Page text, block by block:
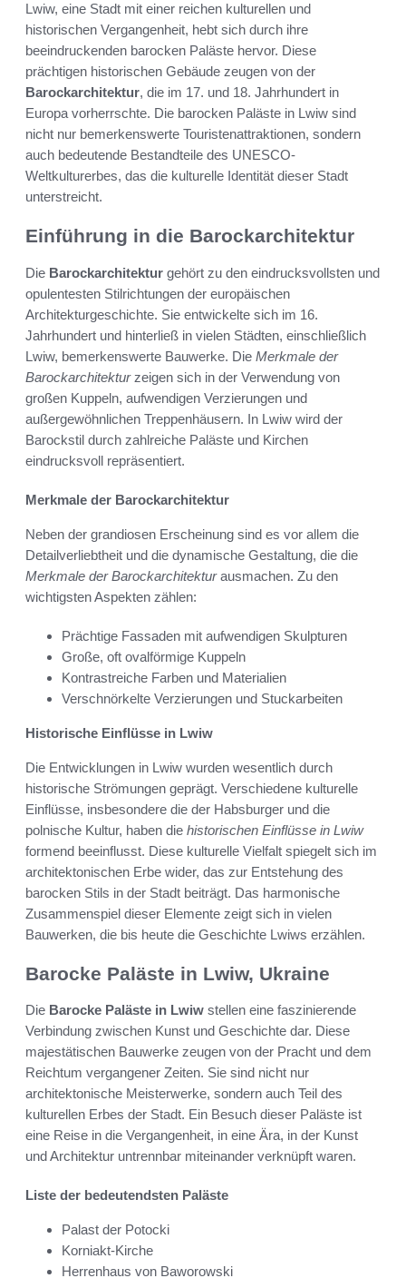
Lwiw, eine Stadt mit einer reichen kulturellen und
historischen Vergangenheit, hebt sich durch ihre
beeindruckenden barocken Paläste hervor. Diese
prächtigen historischen Gebäude zeugen von der
Barockarchitektur, die im 17. und 18. Jahrhundert in
Europa vorherrschte. Die barocken Paläste in Lwiw sind
nicht nur bemerkenswerte Touristenattraktionen, sondern
auch bedeutende Bestandteile des UNESCO-
Weltkulturerbes, das die kulturelle Identität dieser Stadt
unterstreicht.
Einführung in die Barockarchitektur
Die Barockarchitektur gehört zu den eindrucksvollsten und
opulentesten Stilrichtungen der europäischen
Architekturgeschichte. Sie entwickelte sich im 16.
Jahrhundert und hinterließ in vielen Städten, einschließlich
Lwiw, bemerkenswerte Bauwerke. Die Merkmale der
Barockarchitekturzeigen sich in der Verwendung von
großen Kuppeln, aufwendigen Verzierungen und
außergewöhnlichen Treppenhäusern. In Lwiw wird der
Barockstil durch zahlreiche Paläste und Kirchen
eindrucksvoll repräsentiert.
Merkmale der Barockarchitektur
Neben der grandiosen Erscheinung sind es vor allem die
Detailverliebtheit und die dynamische Gestaltung, die die
Merkmale der Barockarchitekturausmachen. Zu den
wichtigsten Aspekten zählen:
Prächtige Fassaden mit aufwendigen Skulpturen
Große, oft ovalförmige Kuppeln
Kontrastreiche Farben und Materialien
Verschnörkelte Verzierungen und Stuckarbeiten
Historische Einflüsse in Lwiw
Die Entwicklungen in Lwiw wurden wesentlich durch
historische Strömungen geprägt. Verschiedene kulturelle
Einflüsse, insbesondere die der Habsburger und die
polnische Kultur, haben die historischen Einflüsse in Lwiw
formend beeinflusst. Diese kulturelle Vielfalt spiegelt sich im
architektonischen Erbe wider, das zur Entstehung des
barocken Stils in der Stadt beiträgt. Das harmonische
Zusammenspiel dieser Elemente zeigt sich in vielen
Bauwerken, die bis heute die Geschichte Lwiws erzählen.
Barocke Paläste in Lwiw, Ukraine
Die Barocke Paläste in Lwiw stellen eine faszinierende
Verbindung zwischen Kunst und Geschichte dar. Diese
majestätischen Bauwerke zeugen von der Pracht und dem
Reichtum vergangener Zeiten. Sie sind nicht nur
architektonische Meisterwerke, sondern auch Teil des
kulturellen Erbes der Stadt. Ein Besuch dieser Paläste ist
eine Reise in die Vergangenheit, in eine Ära, in der Kunst
und Architektur untrennbar miteinander verknüpft waren.
Liste der bedeutendsten Paläste
Palast der Potocki
Korniakt-Kirche
Herrenhaus von Baworowski